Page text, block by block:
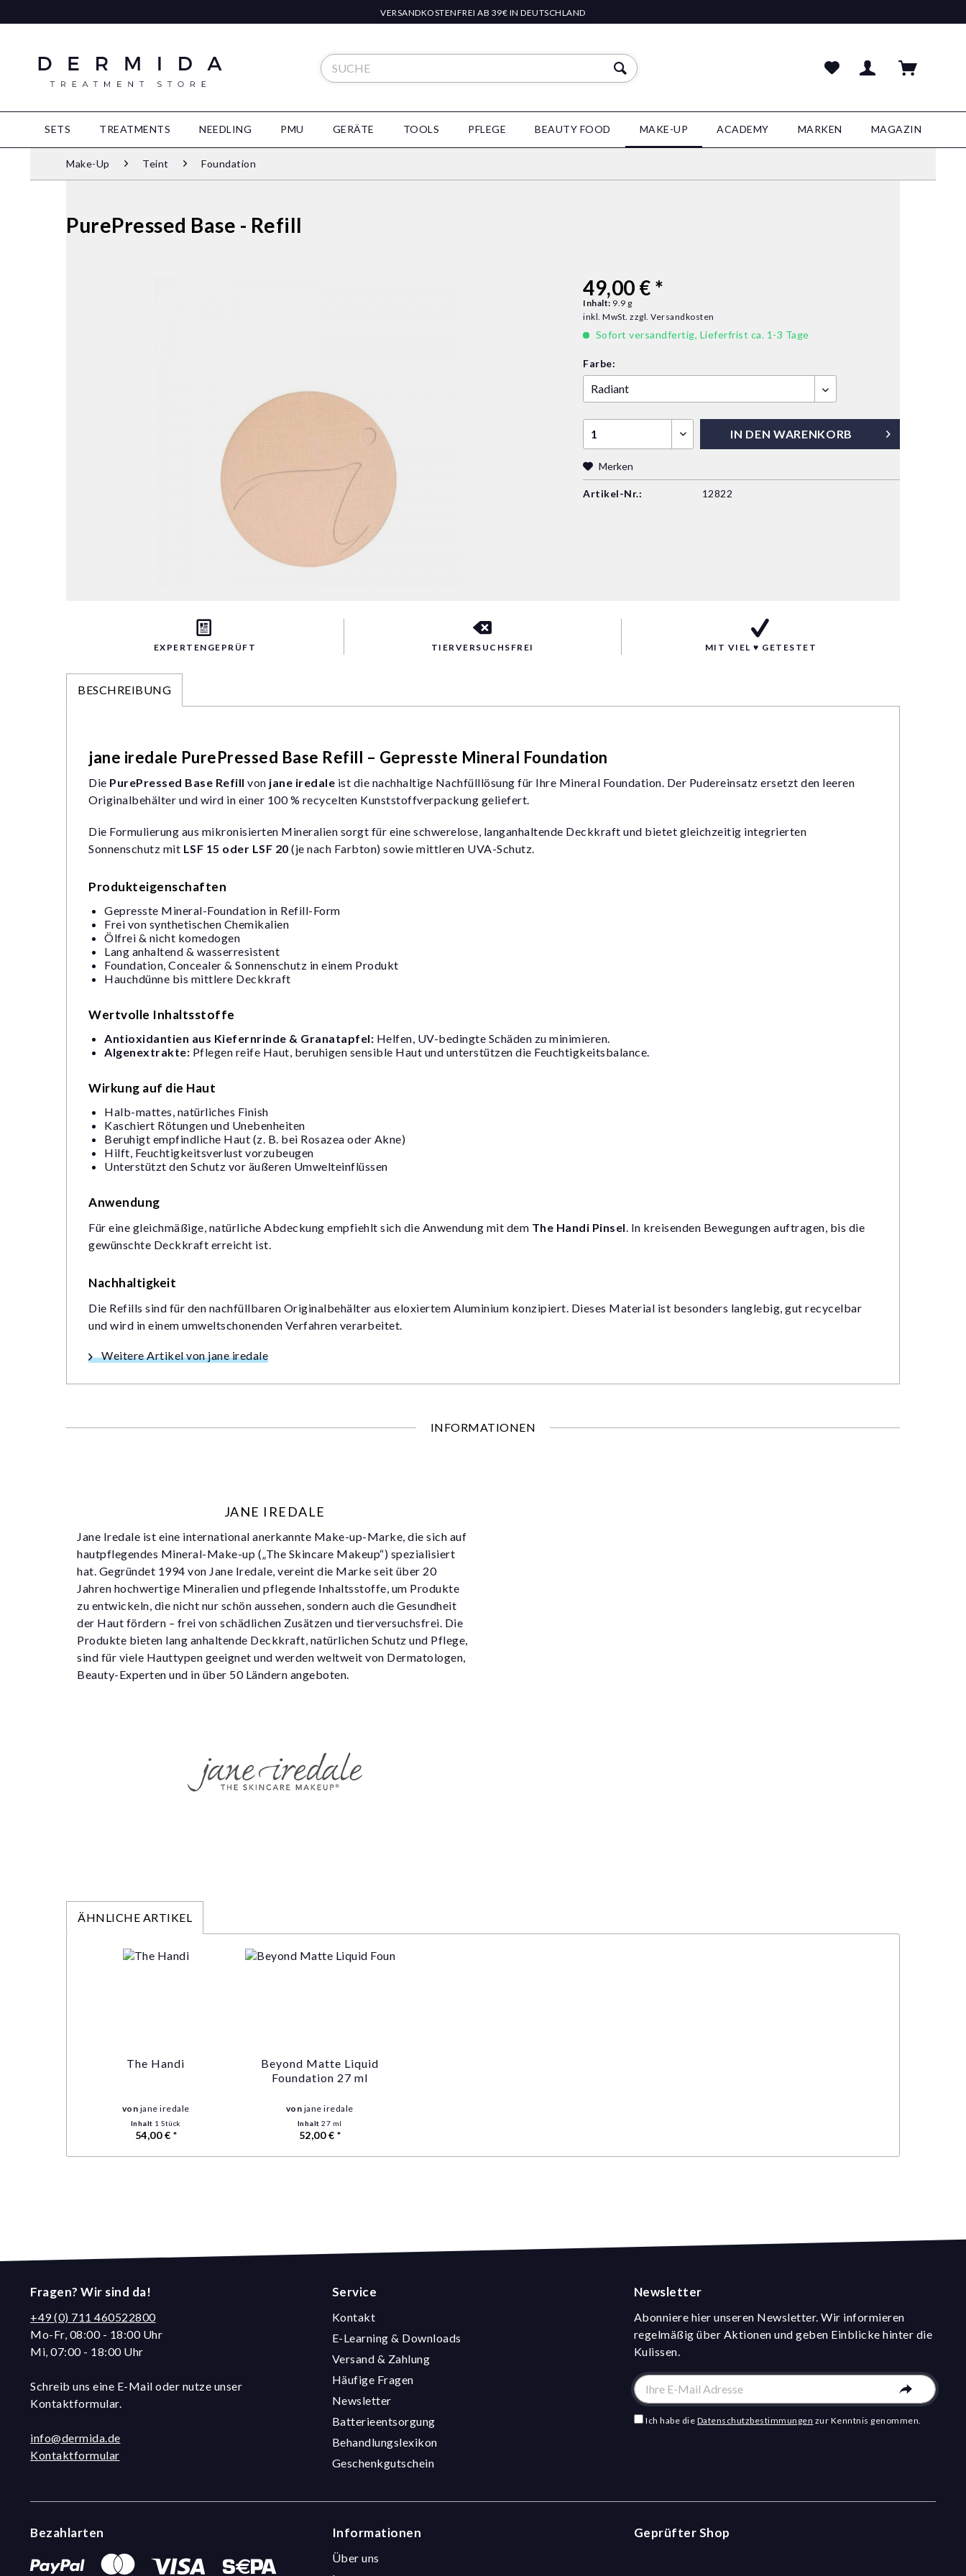
VERSANDKOSTENFREI AB 39€ IN DEUTSCHLAND
SETS TREATMENTS NEEDLING PMU GERÄTE TOOLS PFLEGE BEAUTY FOOD MAKE-UP ACADEMY MARKEN MAGAZIN
Make-Up Teint Foundation
PurePressed Base - Refill
49,00 € *
Inhalt: 9.9 g
inkl. MwSt.zzgl. Versandkosten
Sofort versandfertig, Lieferfrist ca. 1-3 Tage
Farbe:
IN DEN WARENKORB
Merken
Artikel-Nr.: 12822
EXPERTENGEPRÜFT TIERVERSUCHSFREI MIT VIEL ♥ GETESTET
BESCHREIBUNG
jane iredale PurePressed Base Refill – Gepresste Mineral Foundation
Die PurePressed Base Refill von jane iredale ist die nachhaltige Nachfülllösung für Ihre Mineral Foundation. Der Pudereinsatz ersetzt den leeren
Originalbehälter und wird in einer 100 % recycelten Kunststoffverpackung geliefert.
Die Formulierung aus mikronisierten Mineralien sorgt für eine schwerelose, langanhaltende Deckkraft und bietet gleichzeitig integrierten
Sonnenschutz mit LSF 15 oder LSF 20 (je nach Farbton) sowie mittleren UVA-Schutz.
Produkteigenschaften
Gepresste Mineral-Foundation in Refill-Form
Frei von synthetischen Chemikalien
Ölfrei & nicht komedogen
Lang anhaltend & wasserresistent
Foundation, Concealer & Sonnenschutz in einem Produkt
Hauchdünne bis mittlere Deckkraft
Wertvolle Inhaltsstoffe
Antioxidantien aus Kiefernrinde & Granatapfel: Helfen, UV-bedingte Schäden zu minimieren.
Algenextrakte: Pflegen reife Haut, beruhigen sensible Haut und unterstützen die Feuchtigkeitsbalance.
Wirkung auf die Haut
Halb-mattes, natürliches Finish
Kaschiert Rötungen und Unebenheiten
Beruhigt empfindliche Haut (z. B. bei Rosazea oder Akne)
Hilft, Feuchtigkeitsverlust vorzubeugen
Unterstützt den Schutz vor äußeren Umwelteinflüssen
Anwendung
Für eine gleichmäßige, natürliche Abdeckung empfiehlt sich die Anwendung mit dem The Handi Pinsel. In kreisenden Bewegungen auftragen, bis die
gewünschte Deckkraft erreicht ist.
Nachhaltigkeit
Die Refills sind für den nachfüllbaren Originalbehälter aus eloxiertem Aluminium konzipiert. Dieses Material ist besonders langlebig, gut recycelbar
und wird in einem umweltschonenden Verfahren verarbeitet.
Weitere Artikel von jane iredale
INFORMATIONEN
JANE IREDALE
Jane Iredale ist eine international anerkannte Make-up-Marke, die sich auf
hautpflegendes Mineral-Make-up („The Skincare Makeup“) spezialisiert
hat. Gegründet 1994 von Jane Iredale, vereint die Marke seit über 20
Jahren hochwertige Mineralien und pflegende Inhaltsstoffe, um Produkte
zu entwickeln, die nicht nur schön aussehen, sondern auch die Gesundheit
der Haut fördern – frei von schädlichen Zusätzen und tierversuchsfrei. Die
Produkte bieten lang anhaltende Deckkraft, natürlichen Schutz und Pflege,
sind für viele Hauttypen geeignet und werden weltweit von Dermatologen,
Beauty-Experten und in über 50 Ländern angeboten.
ÄHNLICHE ARTIKEL
The Handi
von jane iredale
Inhalt 1 Stück
54,00 € *
Beyond Matte Liquid
Foundation 27 ml
von jane iredale
Inhalt27 ml
52,00 € *
Fragen? Wir sind da!
+49 (0) 711 460522800
Mo-Fr, 08:00 - 18:00 Uhr
Mi, 07:00 - 18:00 Uhr
Schreib uns eine E-Mail oder nutze unser
Kontaktformular.
info@dermida.de
Kontaktformular
Service
Kontakt
E-Learning & Downloads
Versand & Zahlung
Häufige Fragen
Newsletter
Batterieentsorgung
Behandlungslexikon
Geschenkgutschein
Newsletter
Abonniere hier unseren Newsletter. Wir informieren
regelmäßig über Aktionen und geben Einblicke hinter die
Kulissen.
Ich habe die Datenschutzbestimmungen zur Kenntnis genommen.
Bezahlarten Informationen
Über uns
Geprüfter Shop